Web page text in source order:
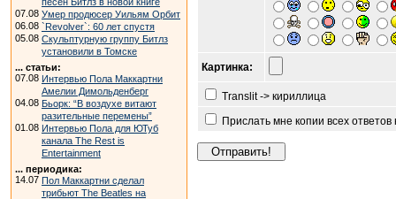
07.08 Умер продюсер Уильям Орбит
06.08 `Revolver`: 60 лет спустя
05.08 Скульптурную группу Битлз
установили в Томске
... статьи:
07.08 Интервью Пола Маккартни
Амелии Димольденберг
04.08 Бьорк: “В воздухе витают
разительные перемены”
01.08 Интервью Пола для ЮТуб
канала The Rest is
Entertainment
... периодика:
14.07 Пол Маккартни сделал
трибьют The Beatles на
Картинка:
Translit -> кириллица
Прислать мне копии всех